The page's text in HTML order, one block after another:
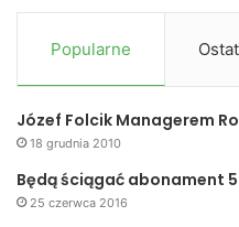
Popularne
Józef Folcik Managerem
18 grudnia 2010
Będą ściągać abonament
25 czerwca 2016